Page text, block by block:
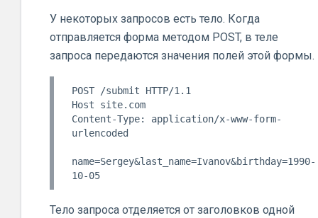
У некоторых запросов есть тело. Когда
отправляется форма методом POST, в теле
запроса передаются значения полей этой формы.
POST /submit HTTP/1.1
Host site.com
Content-Type: application/x-www-form-
urlencoded
name=Sergey&last_name=Ivanov&birthday=1990-
Тело запроса отделяется от заголовков одной